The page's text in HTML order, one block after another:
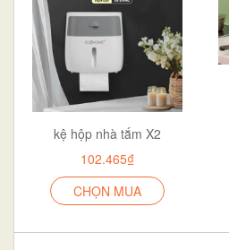
kệ hộp nhà tắm X2
102.465₫
CHỌN MUA